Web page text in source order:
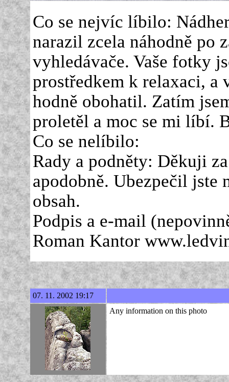
Co se nejvíc líbilo:
narazil zcela náhodně po
vyhledávače. Vaše fotky
prostředkem k relaxaci, a
hodně obohatil. Zatím
proletěl a moc se mi líbí.
Co se nelíbilo:
Rady a podněty: Děkuji
apodobně. Ubezpečil jste
obsah.
Podpis a e-mail
Roman Kantor
07. 11. 2002 19:17
Any information on this photo